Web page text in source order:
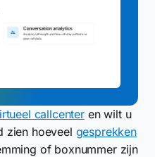
callcenteren wilt u
zien hoeveel gesprekken
of boxnummer zijn